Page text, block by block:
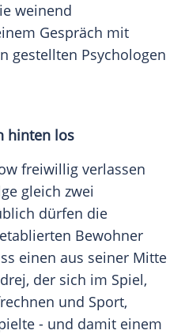
weinend
Gespräch mit
gestellten Psychologen
hinten los
freiwillig verlassen
gleich zwei
dürfen die
Bewohner
einen aus seiner Mitte
, der sich im Spiel,
und Sport,
- und damit einem